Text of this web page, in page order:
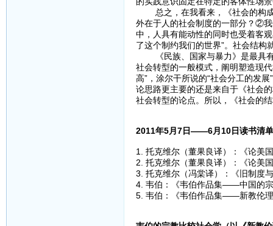
总之，在我看来，《社会的构成
外在于人的社会制度的一部分？②
中，人具有能动性的同时也受着客
了这个制约我们的世界”。社会结构
《民族、国家与暴力》是最具有
社会转型的一般模式，阐明塑造现
高”，涂尔干所说的“社会分工的发
论思路更主要的还是来自于《社会
社会转型的论点。所以，《社会的
2011年5月7日——6月10日读书清
1. 托克维尔（董果良译）：《论美
2. 托克维尔（董果良译）：《论美
3. 托克维尔（冯棠译）：《旧制度
4. 韦伯：《韦伯作品集——中国的
5. 韦伯：《韦伯作品集——新教伦